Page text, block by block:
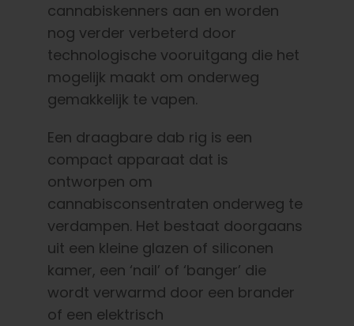
cannabiskenners aan en worden
nog verder verbeterd door
technologische vooruitgang die het
mogelijk maakt om onderweg
gemakkelijk te vapen.
Een draagbare dab rig is een
compact apparaat dat is
ontworpen om
cannabisconsentraten onderweg te
verdampen. Het bestaat doorgaans
uit een kleine glazen of siliconen
kamer, een ‘nail’ of ‘banger’ die
wordt verwarmd door een brander
of een elektrisch